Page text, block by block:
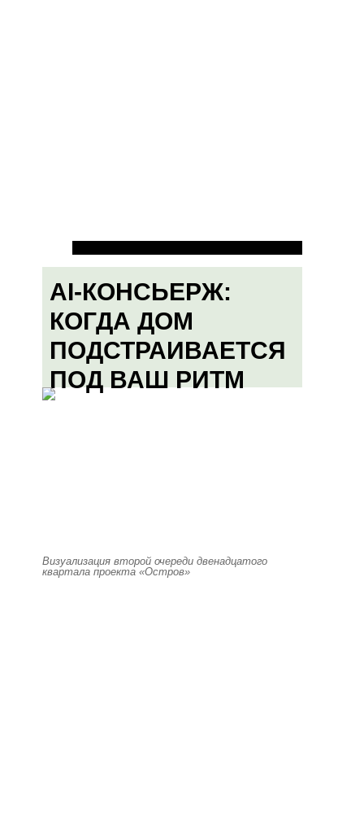
AI-КОНСЬЕРЖ:
КОГДА ДОМ
ПОДСТРАИВАЕТСЯ
ПОД ВАШ РИТМ
Визуализация второй очереди двенадцатого
квартала проекта «Остров»